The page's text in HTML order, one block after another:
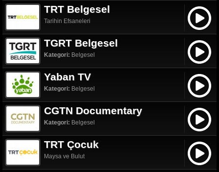
TRT Belgesel
Tarihin Efsaneleri
TGRT Belgesel
Kategori: Belgesel
Yaban TV
Kategori: Belgesel
CGTN Documentary
Kategori: Belgesel
TRT Çocuk
Maysa ve Bulut